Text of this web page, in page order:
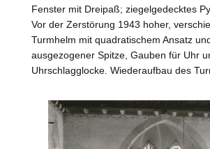
Fenster mit Dreipaß; ziegelgedecktes
Vor der Zerstörung 1943 hoher,
Turmhelm mit quadratischem Ansatz
ausgezogener Spitze, Gauben für Uhr
Uhrschlagglocke. Wiederaufbau des